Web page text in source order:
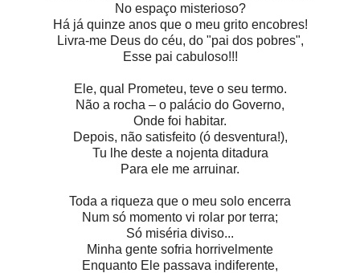
No espaço misterioso?
Há já quinze anos que o meu grito encobres!
Livra-me Deus do céu, do "pai dos pobres",
Esse pai cabuloso!!!
Ele, qual Prometeu, teve o seu termo.
Não a rocha – o palácio do Governo,
Onde foi habitar.
Depois, não satisfeito (ó desventura!),
Tu lhe deste a nojenta ditadura
Para ele me arruinar.
Toda a riqueza que o meu solo encerra
Num só momento vi rolar por terra;
Só miséria diviso...
Minha gente sofria horrivelmente
Enquanto Ele passava indiferente,